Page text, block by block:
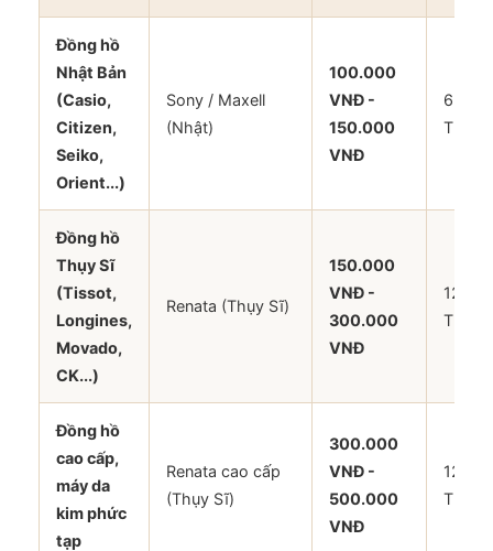
Đồng hồ
Nhật Bản
(Casio,
Citizen,
Seiko,
Orient...)
Sony / Maxell
(Nhật)
100.000
VNĐ -
150.000
VNĐ
6 - 12
Tháng
Đồng hồ
Thụy Sĩ
(Tissot,
Longines,
Movado,
CK...)
Renata (Thụy Sĩ)
150.000
VNĐ -
300.000
VNĐ
12
Tháng
Đồng hồ
cao cấp,
máy da
kim phức
tạp
Renata cao cấp
(Thụy Sĩ)
300.000
VNĐ -
500.000
VNĐ
12
Tháng